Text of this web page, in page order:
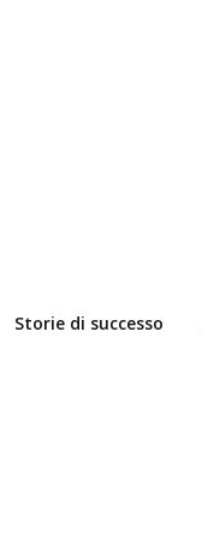
Storie di successo